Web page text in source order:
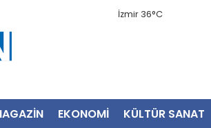
İzmir 36°C
EKONOMİ KÜLTÜR SANAT